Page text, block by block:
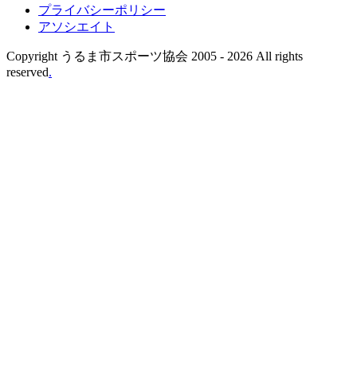
プライバシーポリシー
アソシエイト
Copyright うるま市スポーツ協会 2005 - 2026 All rights
reserved.